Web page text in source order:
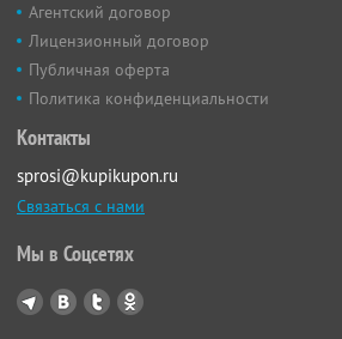
Агентский договор
Лицензионный договор
Публичная оферта
Политика конфиденциальности
Контакты
sprosi@kupikupon.ru
Связаться с нами
Мы в Соцсетях